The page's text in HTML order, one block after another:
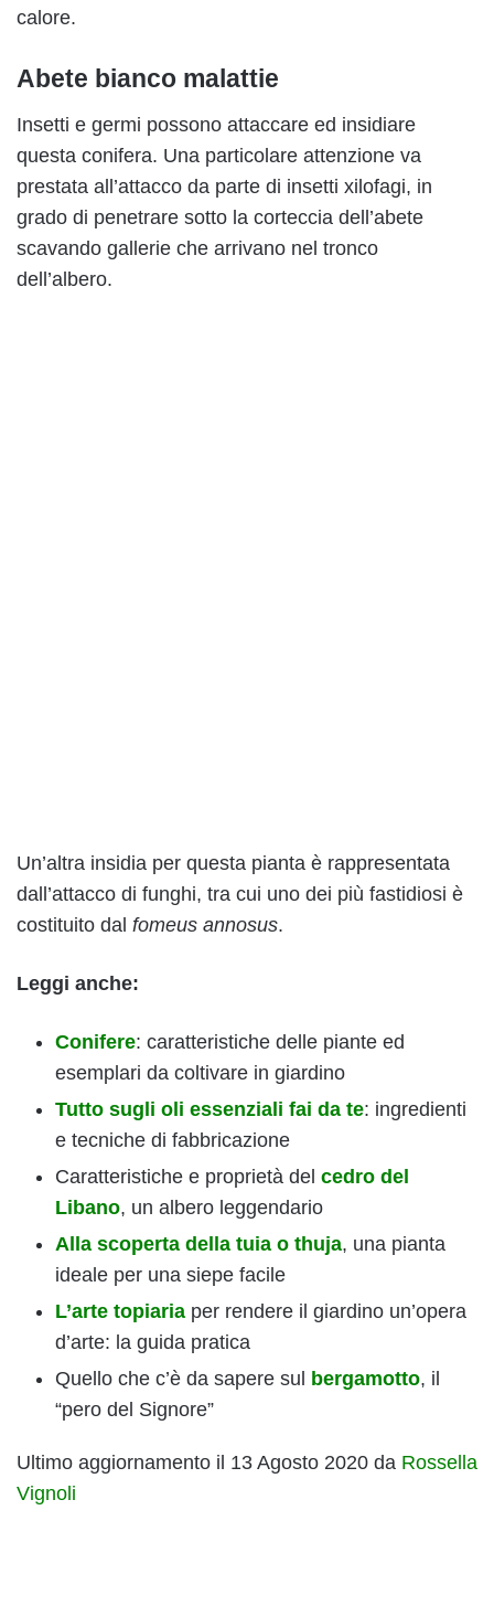
calore.
Abete bianco malattie
Insetti e germi possono attaccare ed insidiare
questa conifera. Una particolare attenzione va
prestata all’attacco da parte di insetti xilofagi, in
grado di penetrare sotto la corteccia dell’abete
scavando gallerie che arrivano nel tronco
dell’albero.
Un’altra insidia per questa pianta è rappresentata
dall’attacco di funghi, tra cui uno dei più fastidiosi è
costituito dal fomeus annosus.
Leggi anche:
Conifere: caratteristiche delle piante ed
esemplari da coltivare in giardino
Tutto sugli oli essenziali fai da te: ingredienti
e tecniche di fabbricazione
Caratteristiche e proprietà del cedro del
Libano, un albero leggendario
Alla scoperta della tuia o thuja, una pianta
ideale per una siepe facile
L’arte topiaria per rendere il giardino un’opera
d’arte: la guida pratica
Quello che c’è da sapere sul bergamotto, il
“pero del Signore”
Ultimo aggiornamento il 13 Agosto 2020 da Rossella
Vignoli